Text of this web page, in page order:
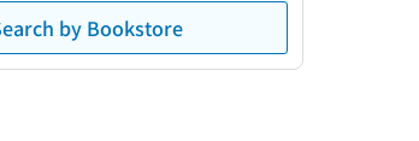
by Bookstore